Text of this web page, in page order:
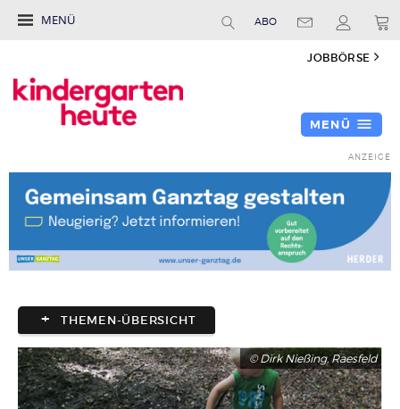
MENÜ
JOBBÖRSE
ABO
MENÜ
THEMEN-ÜBERSICHT
© Dirk Nießing, Raesfeld